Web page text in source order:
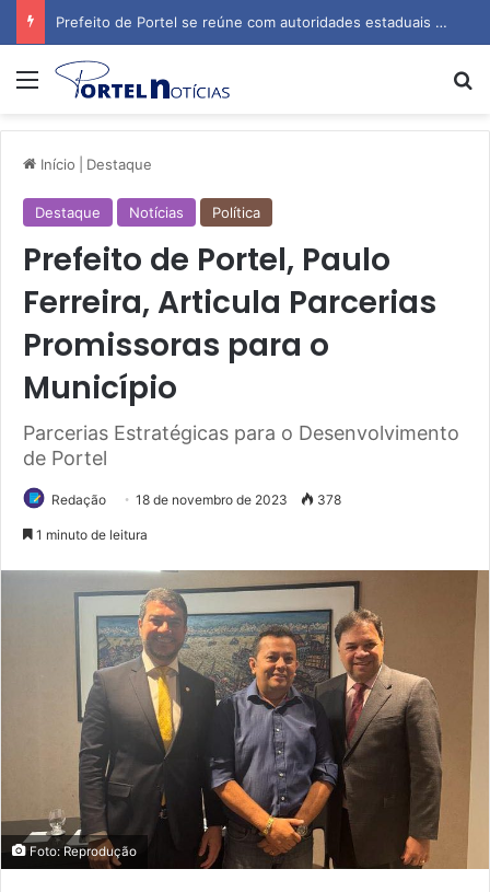
Prefeito de Portel se reúne com autoridades estaduais para tratar de obras e inauguração de escola
Menu
Início Destaque
Destaque Notícias Política
Prefeito de Portel, Paulo
Ferreira, Articula Parcerias
Promissoras para o
Município
Parcerias Estratégicas para o Desenvolvimento
de Portel
Redação 18 de novembro de 2023 378
1 minuto de leitura
Foto: Reprodução